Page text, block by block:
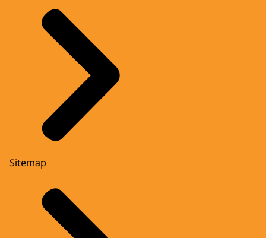
Sitemap